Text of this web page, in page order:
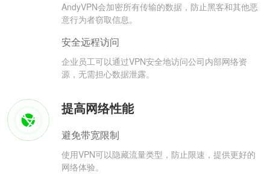
AndyVPN会加密所有传输的数据，防止黑客和其他恶
意行为者窃取信息。
安全远程访问
企业员工可以通过VPN安全地访问公司内部网络资
源，无需担心数据泄露。
提高网络性能
避免带宽限制
使用VPN可以隐藏流量类型，防止限速，提供更好的
网络体验。